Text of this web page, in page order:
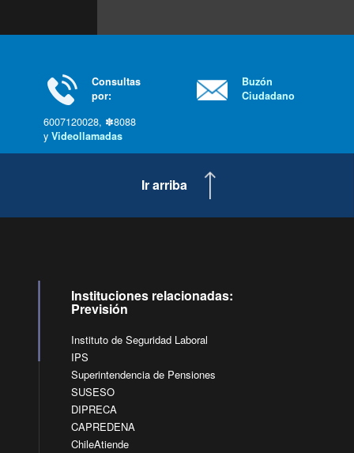
Consultas
por:
6007120028, ✽8088
y Videollamadas
Buzón
Ciudadano
Ir arriba
Instituciones relacionadas:
Previsión
Instituto de Seguridad Laboral
IPS
Superintendencia de Pensiones
SUSESO
DIPRECA
CAPREDENA
ChileAtiende